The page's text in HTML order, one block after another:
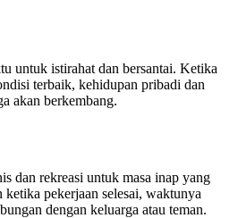
untuk istirahat dan bersantai. Ketika
terbaik, kehidupan pribadi dan
akan berkembang.
dan rekreasi untuk masa inap yang
ketika pekerjaan selesai, waktunya
dengan keluarga atau teman.